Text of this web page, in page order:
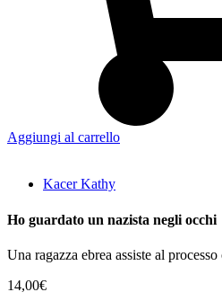
Aggiungi al carrello
Kacer Kathy
Ho guardato un nazista negli occhi
Una ragazza ebrea assiste al
14,00€